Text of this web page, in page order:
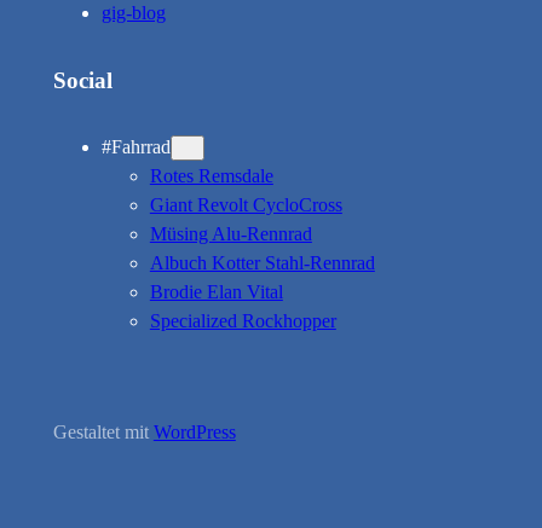
gig-blog
Social
#Fahrrad
Rotes Remsdale
Giant Revolt CycloCross
Müsing Alu-Rennrad
Albuch Kotter Stahl-Rennrad
Brodie Elan Vital
Specialized Rockhopper
Gestaltet mit WordPress